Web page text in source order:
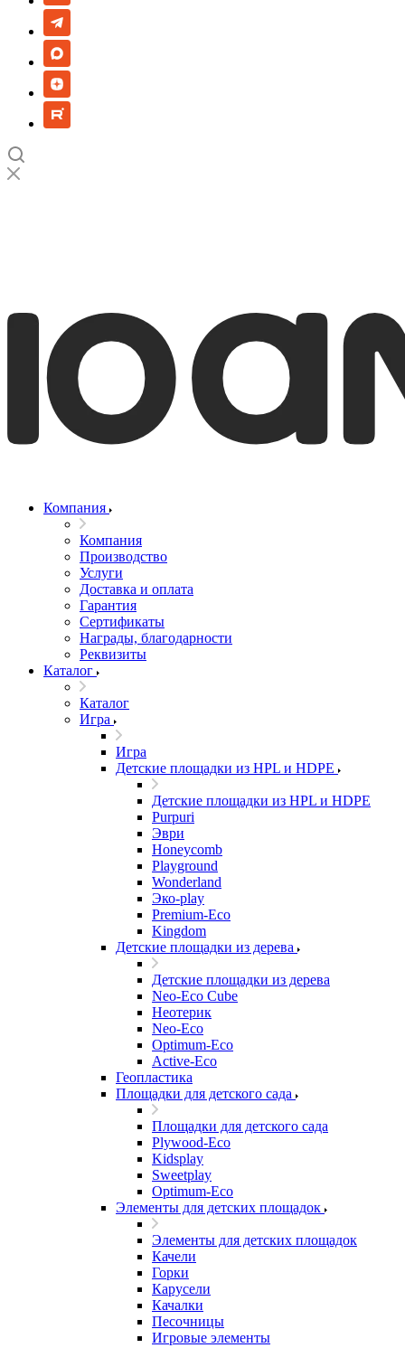
Компания
Компания
Производство
Услуги
Доставка и оплата
Гарантия
Сертификаты
Награды, благодарности
Реквизиты
Каталог
Каталог
Игра
Игра
Детские площадки из HPL и HDPE
Детские площадки из HPL и HDPE
Purpuri
Эври
Honeycomb
Playground
Wonderland
Эко-play
Premium-Eco
Kingdom
Детские площадки из дерева
Детские площадки из дерева
Neo-Eco Cube
Неотерик
Neo-Eco
Оptimum-Еco
Active-Eco
Геопластика
Площадки для детского сада
Площадки для детского сада
Plywood-Eco
Kidsplay
Sweetplay
Оptimum-Еco
Элементы для детских площадок
Элементы для детских площадок
Качели
Горки
Карусели
Качалки
Песочницы
Игровые элементы